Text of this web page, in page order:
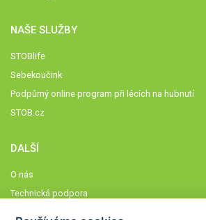
NAŠE SLUŽBY
STOBlife
Sebekoučink
Podpůrný online program při lécích na hubnutí
STOB.cz
DALŠÍ
O nás
Technická podpora